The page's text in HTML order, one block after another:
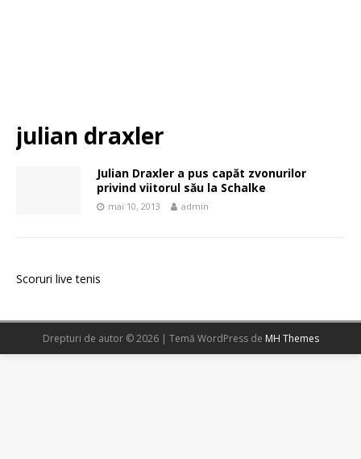
julian draxler
Julian Draxler a pus capăt zvonurilor
privind viitorul său la Schalke
mai 10, 2013 admin
Scoruri live tenis
Drepturi de autor © 2026 | Temă WordPress de MH Themes